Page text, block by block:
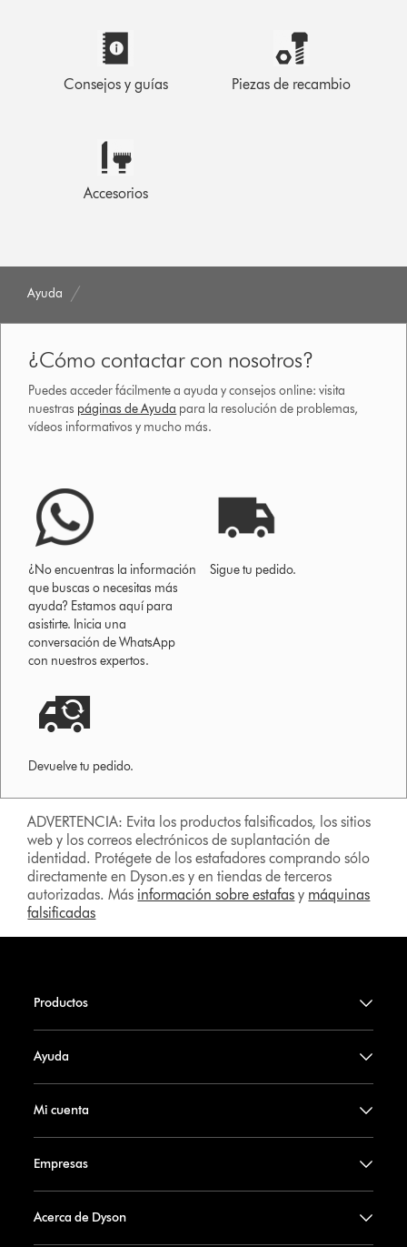
Consejos y guías Piezas de recambio
Accesorios
Ayuda
¿Cómo contactar con nosotros?
Puedes acceder fácilmente a ayuda y consejos online: visita
nuestras páginas de Ayuda para la resolución de problemas,
vídeos informativos y mucho más.
¿No encuentras la información
que buscas o necesitas más
ayuda? Estamos aquí para
asistirte. Inicia una
conversación de WhatsApp
con nuestros expertos.
Sigue tu pedido.
Devuelve tu pedido.
ADVERTENCIA: Evita los productos falsificados, los sitios
web y los correos electrónicos de suplantación de
identidad. Protégete de los estafadores comprando sólo
directamente en Dyson.es y en tiendas de terceros
autorizadas. Más información sobre estafas y máquinas
falsificadas
Productos
Ayuda
Mi cuenta
Empresas
Acerca de Dyson